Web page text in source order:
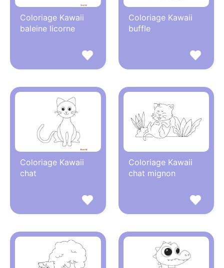
Coloriage Kawaii
baleine licorne
Coloriage Kawaii
buffle
Coloriage Kawaii
chat
Coloriage Kawaii
chat mignon